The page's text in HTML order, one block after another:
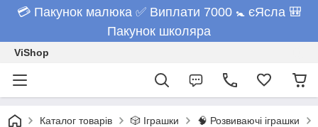
💳 Пакунок малюка ✅ Виплати 7000 🚼 єЯсла 🎒
Пакунок школяра
ViShop
Каталог товарів 🎲 Іграшки 🧠 Розвиваючі іграшки